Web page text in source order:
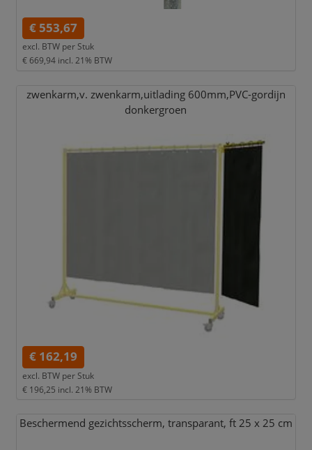
€ 553,67
excl. BTW per Stuk
€ 669,94 incl. 21% BTW
zwenkarm,v. zwenkarm,uitlading 600mm,PVC-gordijn
donkergroen
€ 162,19
excl. BTW per Stuk
€ 196,25 incl. 21% BTW
Beschermend gezichtsscherm, transparant, ft 25 x 25 cm